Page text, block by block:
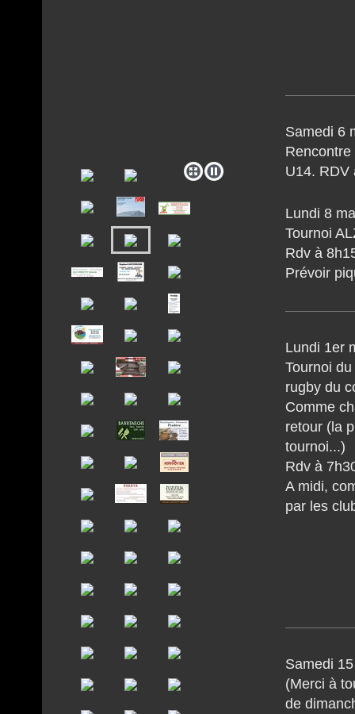
Samedi 6
U14. RDV
Lundi 8
Tournoi
Rdv à
Prévoir
Lundi 1er
Tournoi
rugby du
Comme
retour (la
tournoi...)
Rdv à
A midi,
par les
Samedi
(Merci à
de